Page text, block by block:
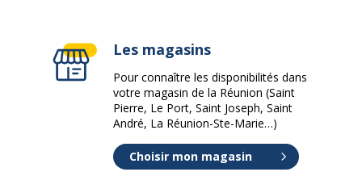
Les magasins
Pour connaître les disponibilités dans
votre magasin de la Réunion (Saint
Pierre, Le Port, Saint Joseph, Saint
André, La Réunion-Ste-Marie…)
Choisir mon magasin